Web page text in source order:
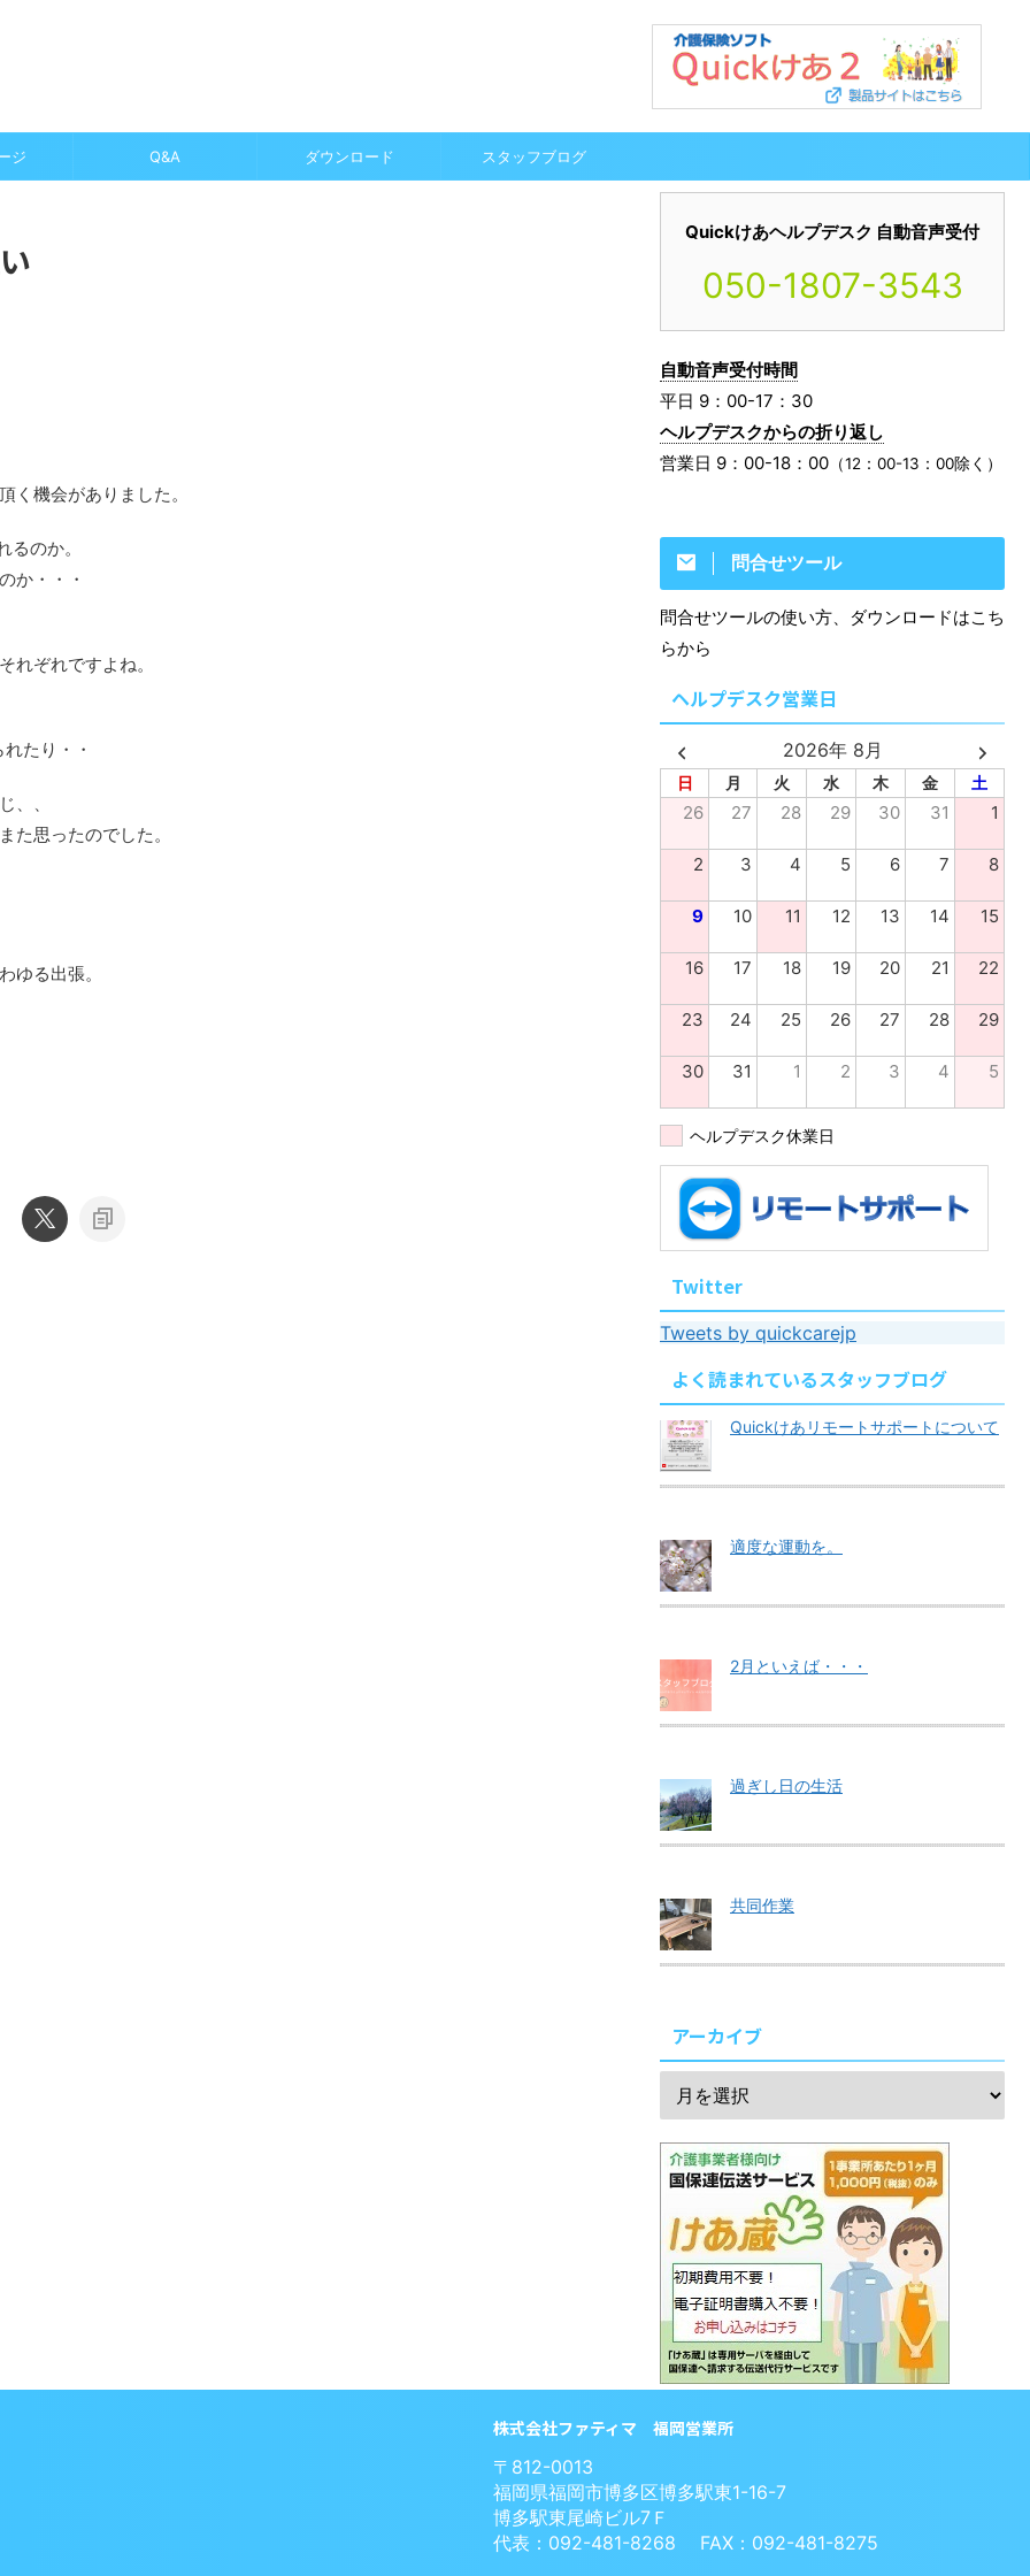
ジ Q&A ダウンロード スタッフブログ
く機会がありました。
るのか。
か・・・
れぞれですよね。
たり・・
、、
た思ったのでした。
ゆる出張。
Quickけあヘルプデスク 自動音声受付
050-1807-3543
自動音声受付時間
平日 9：00-17：30
ヘルプデスクからの折り返し
営業日 9：00-18：00 （12：00-13：00除く）
問合せツール
問合せツールの使い方、ダウンロードはこち
らから
ヘルプデスク営業日
2026年 8月
日 月 火 水 木 金 土
26 27 28 29 30 31 1
2 3 4 5 6 7 8
9 10 11 12 13 14 15
16 17 18 19 20 21 22
23 24 25 26 27 28 29
30 31 1 2 3 4 5
ヘルプデスク休業日
Twitter
Tweets by quickcarejp
よく読まれているスタッフブログ
Quickけあリモートサポートについて
適度な運動を。
2月といえば・・・
過ぎし日の生活
共同作業
アーカイブ
株式会社ファティマ 福岡営業所
〒812-0013
福岡県福岡市博多区博多駅東1-16-7
博多駅東尾崎ビル7Ｆ
代表：092-481-8268 FAX：092-481-8275